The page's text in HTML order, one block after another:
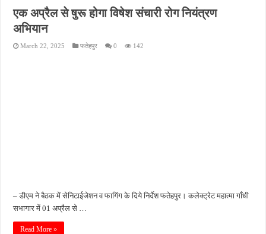
एक अप्रैल से षुरू होगा विषेश संचारी रोग नियंत्रण
अभियान
March 22, 2025 फतेहपुर 0 142
– डीएम ने बैठक में सेनिटाईजेशन व फागिंग के दिये निर्देश फतेहपुर। कलेक्ट्रेट महात्मा गाँधी
सभागार में 01 अप्रैल से …
Read More »